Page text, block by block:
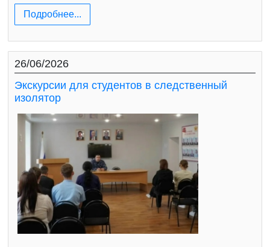
Подробнее...
26/06/2026
Экскурсии для студентов в следственный
изолятор